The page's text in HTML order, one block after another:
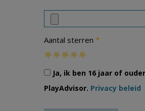
Aantal sterren *
Ja, ik ben 16 jaar of
PlayAdvisor. Privacy beleid